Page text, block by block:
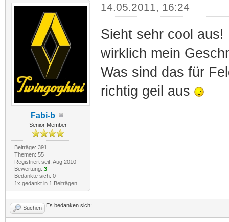
Fabi-b
Senior Member
Beiträge: 391
Themen: 55
Registriert seit: Aug 2010
Bewertung: 3
Bedankte sich: 0
1x gedankt in 1 Beiträgen
14.05.2011, 16:24
Sieht sehr cool
wirklich mein
Was sind das für
richtig geil aus
Suchen Es bedanken sich: